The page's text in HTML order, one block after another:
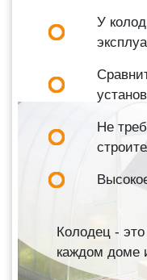
У
Не
Колодец -
каждом доме